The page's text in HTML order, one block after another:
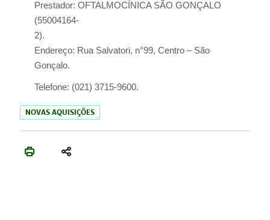
Prestador: OFTALMOCÍNICA SÃO GONÇALO
(55004164-
2).
Endereço: Rua Salvatori, n°99, Centro – São
Gonçalo.
Telefone: (021) 3715-9600.
NOVAS AQUISIÇÕES